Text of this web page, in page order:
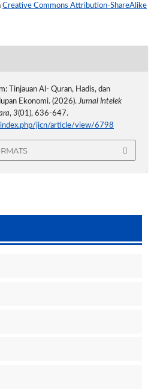
Creative Commons Attribution-ShareAlike
Tinjauan Al- Quran, Hadis, dan
Ekonomi. (2026).Jurnal Intelek
, 3(01), 636-647.
jicn/article/view/6798